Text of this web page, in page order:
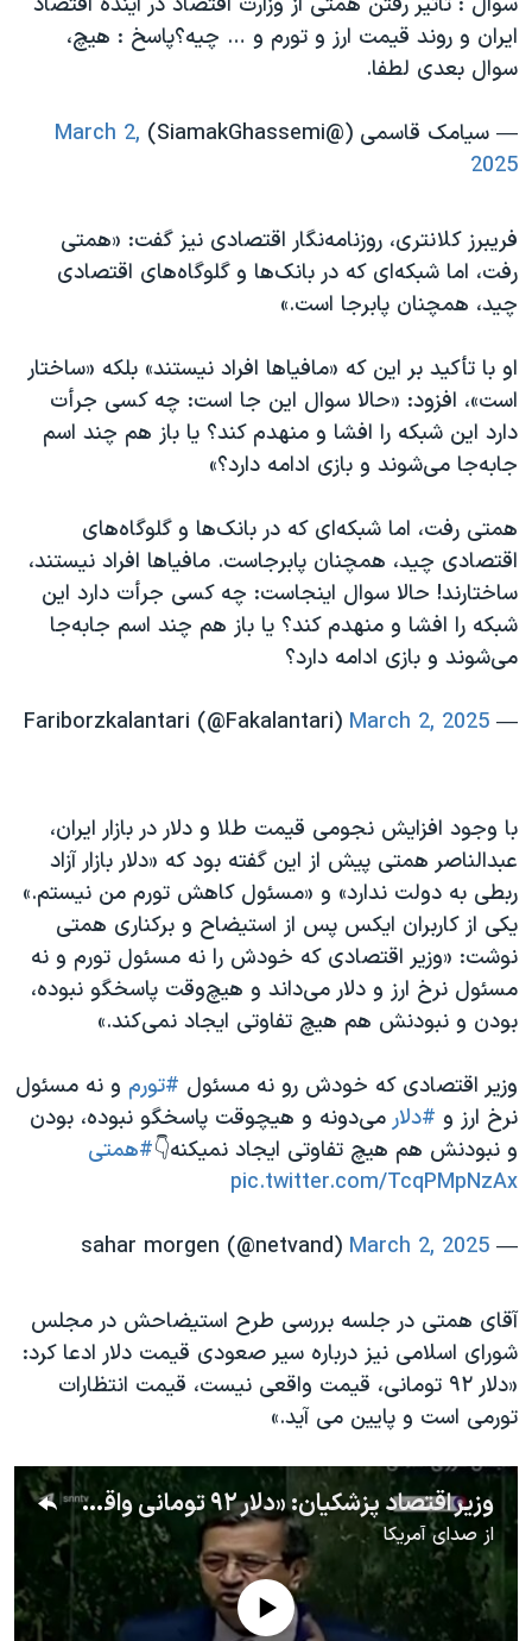
ایران و روند قیمت ارز و تورم و … چیه؟پاسخ : هیچ،
سوال بعدی لطفا.
— سیامک قاسمی (@SiamakGhassemi)
March 2,
2025
فریبرز کلانتری، روزنامه‌نگار اقتصادی نیز گفت: «همتی
رفت، اما شبکه‌ای که در بانک‌ها و گلوگاه‌های اقتصادی
چید، همچنان پابرجا است.»
او با تأکید بر این که «مافیاها افراد نیستند» بلکه «ساختار
است»، افزود: «حالا سوال این جا است: چه کسی جرأت
دارد این شبکه را افشا و منهدم کند؟ یا باز هم چند اسم
جابه‌جا می‌شوند و بازی ادامه دارد؟»
همتی رفت، اما شبکه‌ای که در بانک‌ها و گلوگاه‌های
اقتصادی چید، همچنان پابرجاست. مافیاها افراد نیستند،
ساختارند! حالا سوال اینجاست: چه کسی جرأت دارد این
شبکه را افشا و منهدم کند؟ یا باز هم چند اسم جابه‌جا
می‌شوند و بازی ادامه دارد؟
— Fariborzkalantari (@Fakalantari)
March 2, 2025
با وجود افزایش نجومی قیمت طلا و دلار در بازار ایران،
عبدالناصر همتی پیش از این گفته بود که «دلار بازار آزاد
ربطی به دولت ندارد» و «مسئول کاهش تورم من نیستم.»
یکی از کاربران ایکس پس از استیضاح و برکناری همتی
نوشت: «وزیر اقتصادی که خودش را نه مسئول تورم و نه
مسئول نرخ ارز و دلار می‌داند و هیچ‌وقت پاسخگو نبوده،
بودن و نبودنش هم هیچ تفاوتی ایجاد نمی‌کند.»
وزیر اقتصادی که خودش رو نه مسئول #تورم و نه مسئول
نرخ ارز و #دلار می‌دونه و هیچوقت پاسخگو نبوده، بودن
و نبودنش هم هیچ تفاوتی ایجاد نمیکنه👇#همتی
pic.twitter.com/TcqPMpNzAx
— sahar morgen (@netvand)
March 2, 2025
آقای همتی در جلسه بررسی طرح استیضاحش در مجلس
شورای اسلامی نیز درباره سیر صعودی قیمت دلار ادعا کرد:
«دلار ۹۲ تومانی، قیمت واقعی نیست، قیمت انتظارات
تورمی است و پایین می آید.»
وزیر اقتصاد پزشکیان: «دلار ۹۲ تومانی واقعی نیست و پایین می‌آید»
از صدای آمریکا
No media source currently available